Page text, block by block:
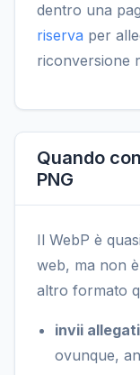
dentro una
riserva per
riconversione
Quando
PNG
Il WebP è
web, ma non
altro formato
invii
ovunque,